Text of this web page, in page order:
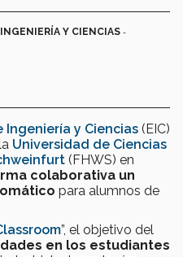
Y CIENCIAS -
Ingeniería y Ciencias (EIC)
Universidad de Ciencias
(FHWS) en
colaborativa un
para alumnos de
”, el objetivo del
en los estudiantes